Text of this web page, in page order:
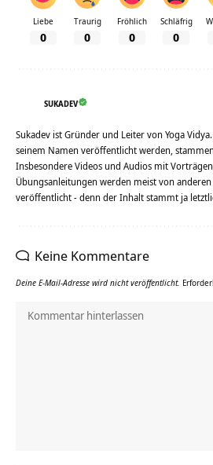
Liebe
0
Traurig
0
Fröhlich
0
Schläfrig
0
SUKADEV
Sukadev ist Gründer und Leiter von Yoga
seinem Namen veröffentlicht werden,
Insbesondere Videos und Audios mit
Übungsanleitungen werden meist von
veröffentlicht - denn der Inhalt stammt ja
Keine Kommentare
Deine E-Mail-Adresse wird nicht veröffentlicht.